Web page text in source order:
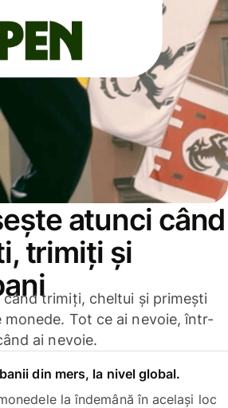
atunci când
trimiți și
când trimiți, cheltui și primești
Tot ce ai nevoie, într-
ai nevoie.
din mers, la nivel global.
la îndemână în același loc